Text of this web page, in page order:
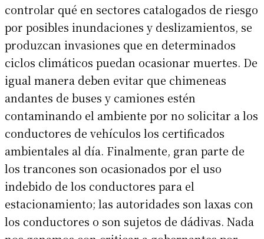
controlar qué en sectores catalogados de riesgo
por posibles inundaciones y deslizamientos, se
produzcan invasiones que en determinados
ciclos climáticos puedan ocasionar muertes. De
igual manera deben evitar que chimeneas
andantes de buses y camiones estén
contaminando el ambiente por no solicitar a los
conductores de vehículos los certificados
ambientales al día. Finalmente, gran parte de
los trancones son ocasionados por el uso
indebido de los conductores para el
estacionamiento; las autoridades son laxas con
los conductores o son sujetos de dádivas. Nada